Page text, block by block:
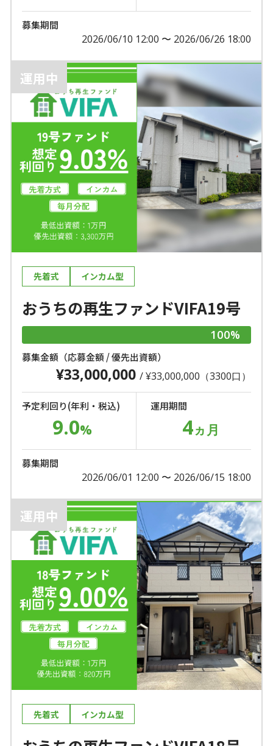
募集期間
2026/06/10 12:00 〜 2026/06/26 18:00
運用中
先着式 インカム型
おうちの再生ファンドVIFA19号
100%
募集金額（応募金額 / 優先出資額）
¥33,000,000 / ¥33,000,000（3300口）
予定利回り(年利・税込)
9.0%
運用期間
4ヵ月
募集期間
2026/06/01 12:00 〜 2026/06/15 18:00
運用中
先着式 インカム型